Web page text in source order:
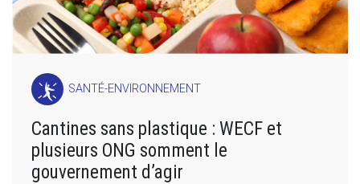
SANTÉ-ENVIRONNEMENT
Cantines sans plastique : WECF et
plusieurs ONG somment le
gouvernement d’agir